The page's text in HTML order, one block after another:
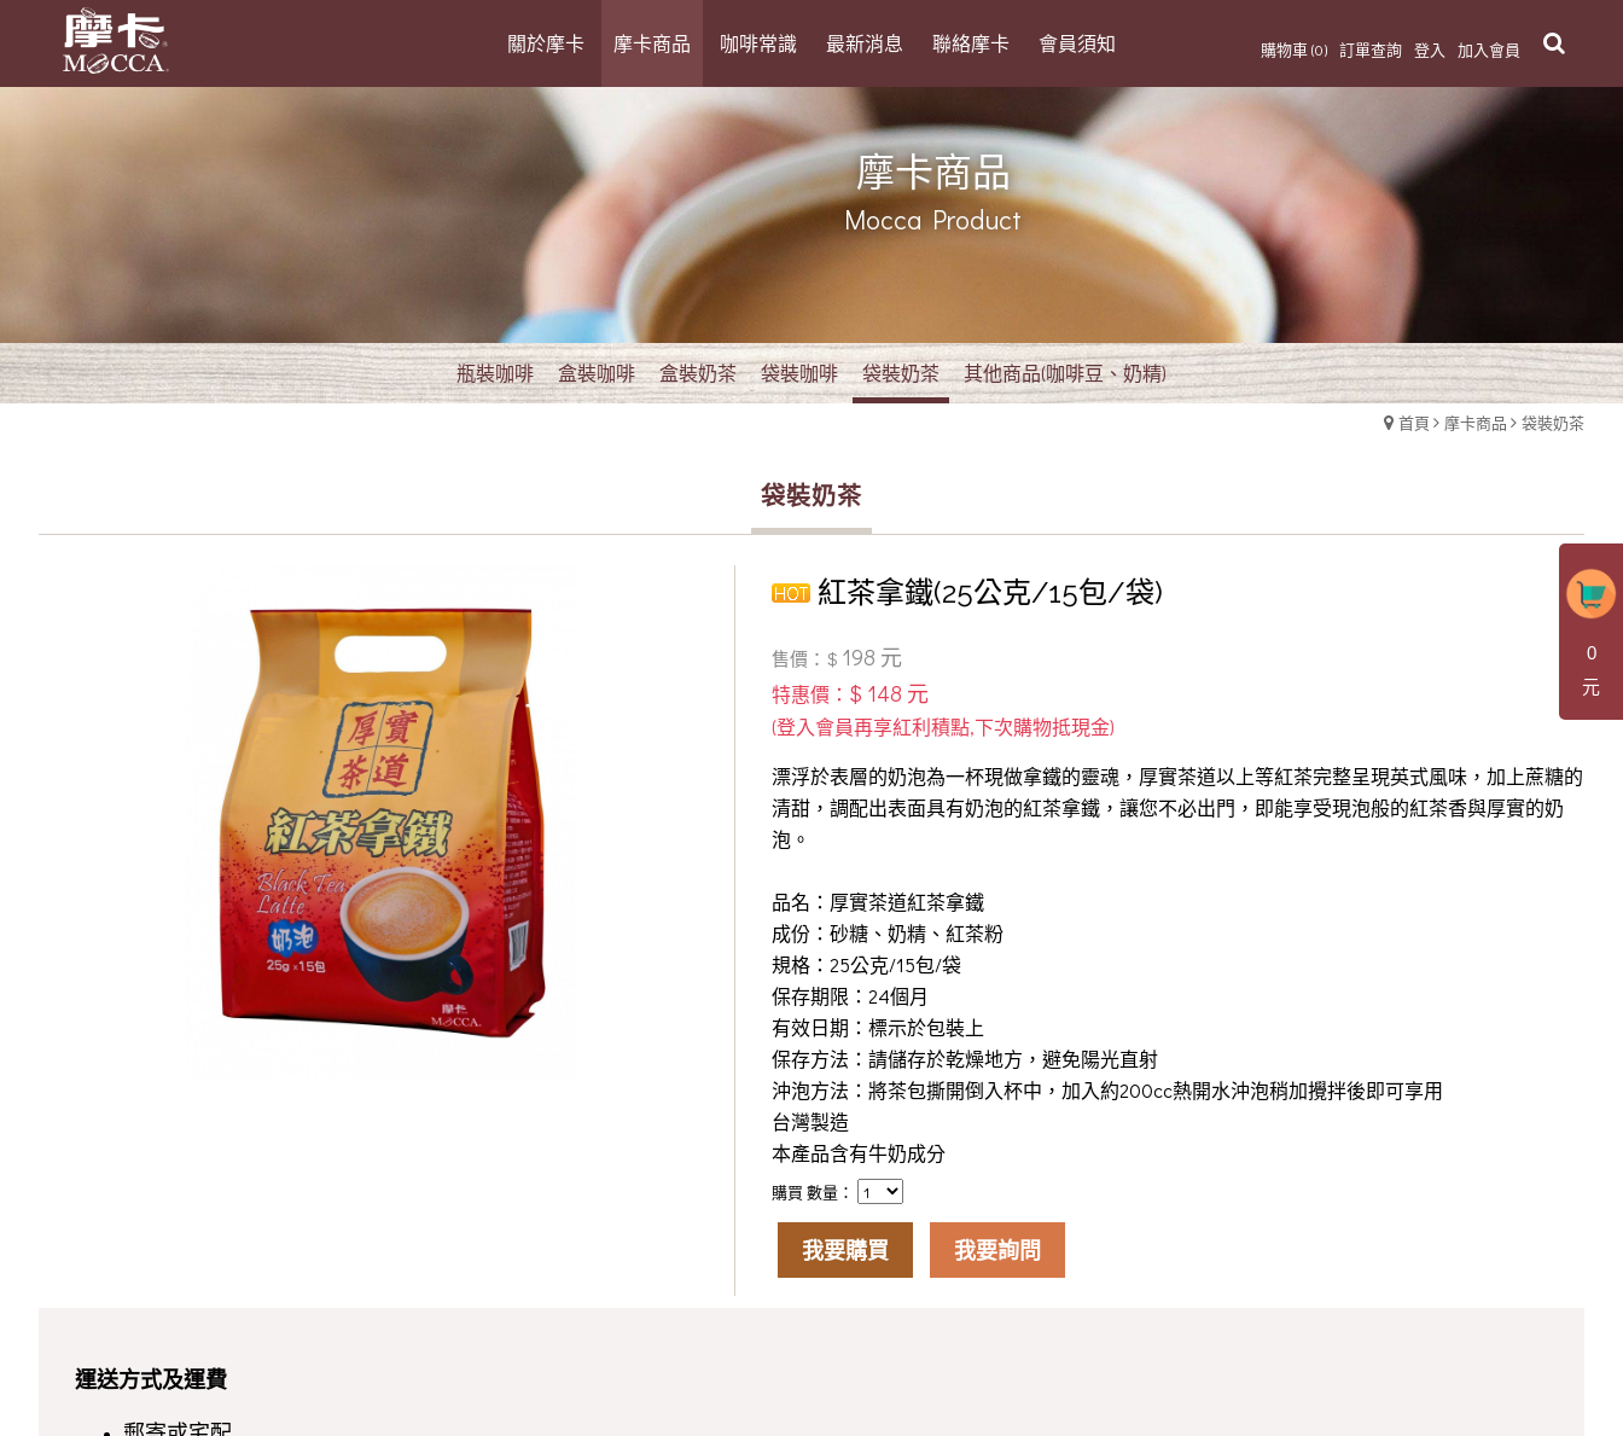
關於摩卡 摩卡商品 咖啡常識 最新消息 聯絡摩卡 會員須知 購物車 (0) 訂單查詢 登入 加入會員
摩卡商品
Mocca Product
瓶裝咖啡 盒裝咖啡 盒裝奶茶 袋裝咖啡 袋裝奶茶 其他商品(咖啡豆、奶精)
首頁 摩卡商品 袋裝奶茶
袋裝奶茶
紅茶拿鐵(25公克/15包/袋)
售價：$ 198 元
特惠價： $ 148 元
漂浮於表層的奶泡為一杯現做拿鐵的靈魂，厚實茶道以上等紅茶完整呈現英式風味，加上蔗糖的
清甜，調配出表面具有奶泡的紅茶拿鐵，讓您不必出門，即能享受現泡般的紅茶香與厚實的奶
泡。
品名：厚實茶道紅茶拿鐵
成份：砂糖、奶精、紅茶粉
規格：25公克/15包/袋
保存期限：24個月
有效日期：標示於包裝上
保存方法：請儲存於乾燥地方，避免陽光直射
沖泡方法：將茶包撕開倒入杯中，加入約200cc熱開水沖泡稍加攪拌後即可享用
台灣製造
本產品含有牛奶成分
購買 數量：
我要購買 我要詢問
運送方式及運費
0
元